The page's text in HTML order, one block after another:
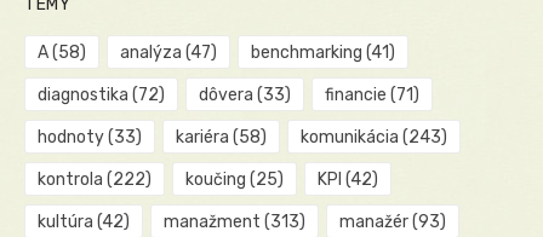
A(58) analýza (47) benchmarking (41)
diagnostika (72) dôvera (33) financie (71)
hodnoty(33) kariéra (58) komunikácia (243)
kontrola (222) koučing (25) KPI (42)
kultúra (42) manažment (313) manažér(93)